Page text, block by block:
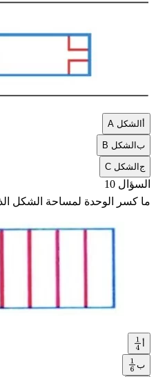
الشكل A
بالشكل B
جالشكل C
السؤال 10
ما كسر الوحدة لمساحة الشكل
1
4
ب1